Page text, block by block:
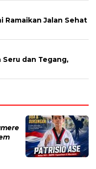
Ramaikan Jalan Sehat
Seru dan Tegang,